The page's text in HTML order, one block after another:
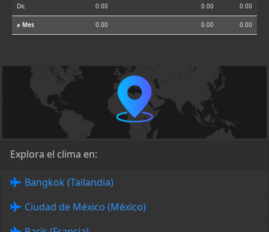
Dic 0.00 0.00 0.00
⌀ Mes 0.00 0.00 0.00
Explora el clima en:
Bangkok (Tailandia)
Ciudad de México (México)